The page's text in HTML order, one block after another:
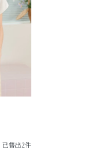
已售出2件